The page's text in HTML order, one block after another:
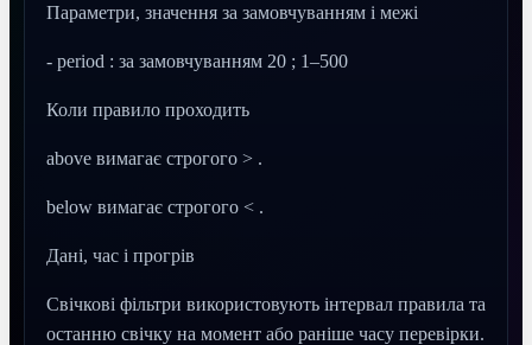
Параметри, значення за замовчуванням і межі
- period : за замовчуванням 20 ; 1–500
Коли правило проходить
above вимагає строгого > .
below вимагає строгого < .
Дані, час і прогрів
Свічкові фільтри використовують інтервал правила та
останню свічку на момент або раніше часу перевірки.